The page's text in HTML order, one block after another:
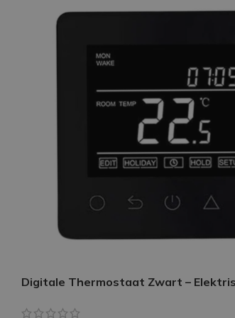
Digitale Thermostaat Zwart –